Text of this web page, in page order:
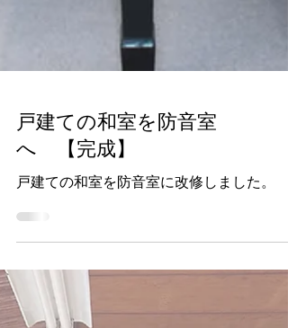
戸建ての和室を防音室
へ 【完成】